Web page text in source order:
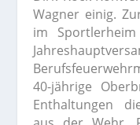
Wagner einig.
im
40-jährige
Enthaltungen